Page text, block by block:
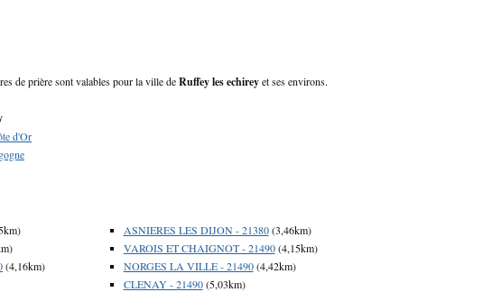
de prière sont valables pour la ville deRuffey les echireyet ses environs.
d'Or
(4,16km)
ASNIERES LES DIJON - 21380(3,46km)
VAROIS ET CHAIGNOT - 21490(4,15km)
NORGES LA VILLE - 21490(4,42km)
CLENAY - 21490(5,03km)